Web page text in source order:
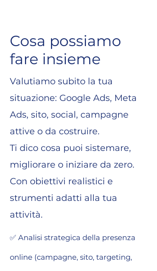
Cosa possiamo
fare insieme
Valutiamo subito la tua
situazione: Google Ads, Meta
Ads, sito, social, campagne
attive o da costruire.
Ti dico cosa puoi sistemare,
migliorare o iniziare da zero.
Con obiettivi realistici e
strumenti adatti alla tua
attività.
✅ Analisi strategica della presenza
online (campagne, sito, targeting,